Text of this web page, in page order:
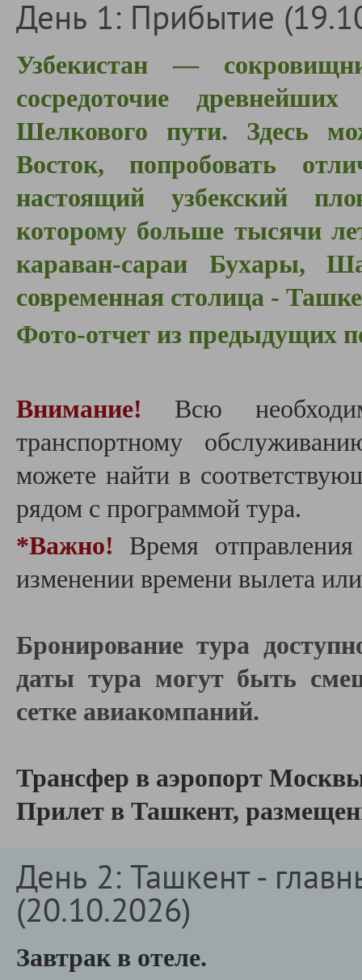
День 1: Прибытие
Узбекистан —
сосредоточие
Шелкового пути. Здесь
Восток, попробовать
настоящий узбекский
которому больше тысячи
караван-сараи Бухары,
современная столица -
Фото-отчет из предыдущих
Внимание!
Всю
транспортному
можете найти в
рядом с программой тура.
*Важно! Время
изменении времени вылета
Бронирование тура
даты тура могут быть
сетке авиакомпаний.
Трансфер в аэропорт
Прилет в Ташкент,
День 2: Ташкент -
(20.10.2026)
Завтрак в отеле.